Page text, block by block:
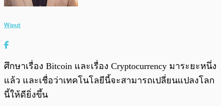
Wiput
ศึกษาเรื่อง Bitcoin และเรื่อง Cryptocurrency มาระยะหนึ่ง
แล้ว และเชื่อว่าเทคโนโลยีนี้จะสามารถเปลี่ยนแปลงโลก
นี้ให้ดียิ่งขึ้น